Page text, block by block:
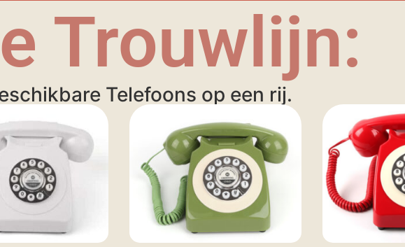
Trouwlijn:
Telefoons op een rij.